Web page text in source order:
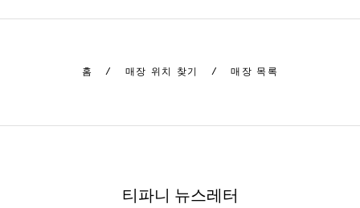
홈 / 매장 위치 찾기 / 매장 목록
티파니 뉴스레터